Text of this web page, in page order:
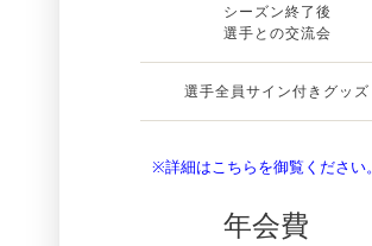
シーズン終了後
選手との交流会
選手全員サイン付きグッズ
※詳細はこちらを御覧ください。
年会費